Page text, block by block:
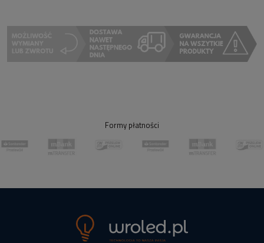
Formy płatności